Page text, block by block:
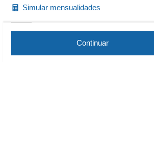
Simular mensualidades
Continuar